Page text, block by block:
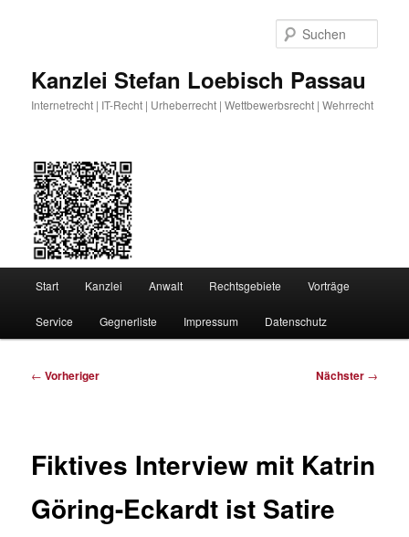
Kanzlei Stefan Loebisch Passau
Internetrecht | IT-Recht | Urheberrecht | Wettbewerbsrecht | Wehrrecht
Start Kanzlei Anwalt Rechtsgebiete Vorträge
Service Gegnerliste Impressum Datenschutz
Beitragsnavigation
← Vorheriger Nächster →
Fiktives Interview mit Katrin
Göring-Eckardt ist Satire